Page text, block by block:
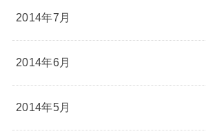
2014年7月
2014年6月
2014年5月